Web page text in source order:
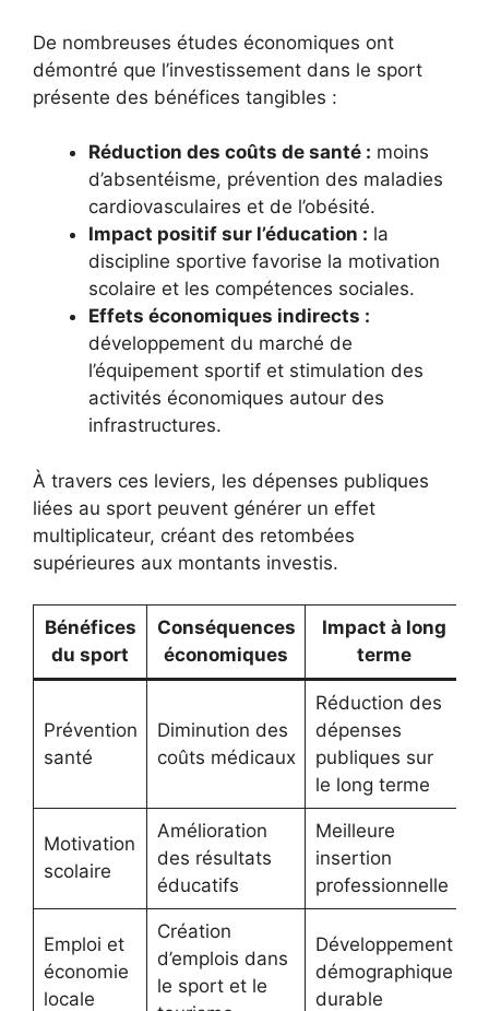
De nombreuses études économiques ont
démontré que l’investissement dans le sport
présente des bénéfices tangibles :
Réduction des coûts de santé : moins
d’absentéisme, prévention des maladies
cardiovasculaires et de l’obésité.
Impact positif sur l’éducation : la
discipline sportive favorise la motivation
scolaire et les compétences sociales.
Effets économiques indirects :
développement du marché de
l’équipement sportif et stimulation des
activités économiques autour des
infrastructures.
À travers ces leviers, les dépenses publiques
liées au sport peuvent générer un effet
multiplicateur, créant des retombées
supérieures aux montants investis.
Bénéfices
du sport
Conséquences
économiques
Impact à long
terme
Prévention
santé
Diminution des
coûts médicaux
Réduction des
dépenses
publiques sur
le long terme
Motivation
scolaire
Amélioration
des résultats
éducatifs
Meilleure
insertion
professionnelle
Emploi et
économie
locale
Création
d’emplois dans
le sport et le
Développement
démographique
durable